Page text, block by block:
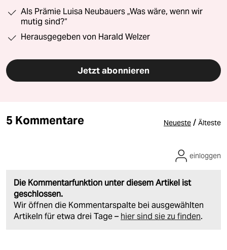
Als Prämie Luisa Neubauers „Was wäre, wenn wir
mutig sind?“
Herausgegeben von Harald Welzer
Jetzt abonnieren
5 Kommentare Neueste / Älteste
Die Kommentarfunktion unter diesem Artikel ist
geschlossen.
Wir öffnen die Kommentarspalte bei ausgewählten
Artikeln für etwa drei Tage – hier sind sie zu finden.
einloggen